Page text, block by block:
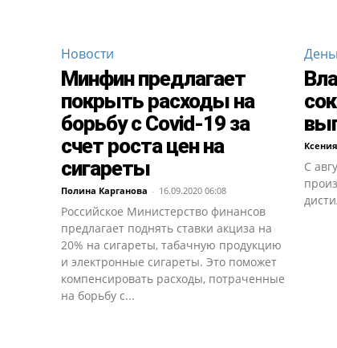
Новости
Минфин предлагает
покрыть расходы на
борьбу с Covid-19 за
счет роста цен на
сигареты
Полина Карганова - 16.09.2020 06:08
Российское Министерство финансов
предлагает поднять ставки акциза на
20% на сигареты, табачную продукцию
и электронные сигареты. Это поможет
компенсировать расходы, потраченные
на борьбу с...
С